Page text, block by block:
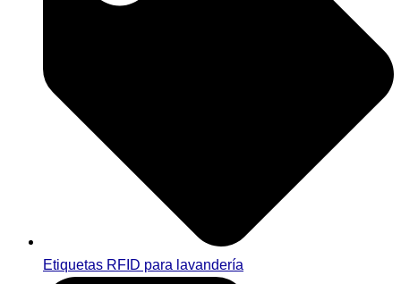
Etiquetas RFID para lavandería